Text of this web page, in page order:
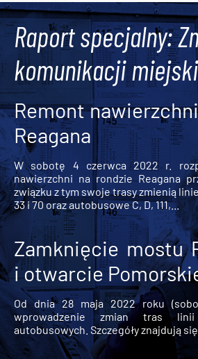
Raport specjalny:
komunikacji
Remont
Reagana
W sobotę 4 czerwca 2022 r.
nawierzchni na rondzie Reagana
związku z tym swoje trasy zmienią
33 i 70 oraz autobusowe C, D, 111,...
Zamknięcie mostu
i otwarcie
Od dnia 28 maja 2022 roku
wprowadzenie zmian tras
autobusowych. Szczegóły znajdują